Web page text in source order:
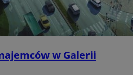
w Galerii